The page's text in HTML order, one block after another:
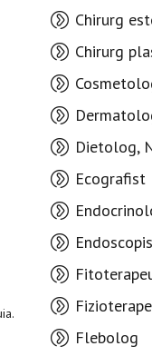
Chirurg
Chirurg
Dietolog,
Ecografist
Flebolog